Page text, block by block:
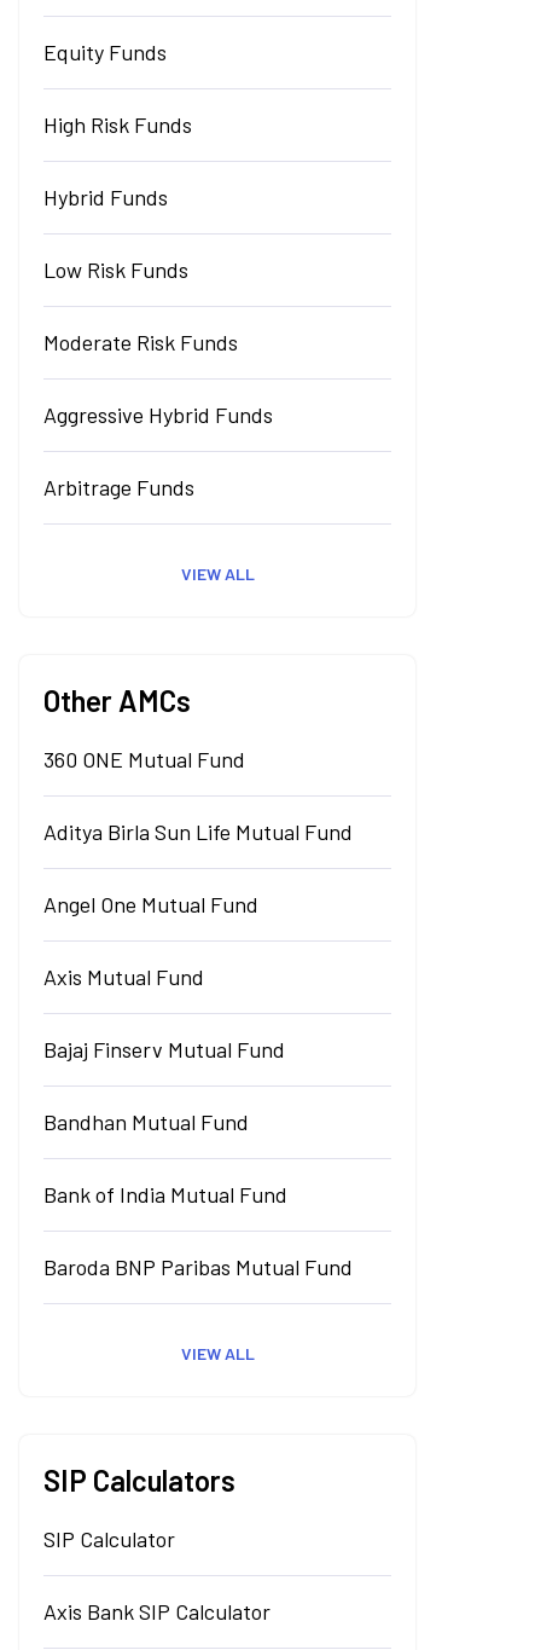
Equity Funds
High Risk Funds
Hybrid Funds
Low Risk Funds
Moderate Risk Funds
Aggressive Hybrid Funds
Arbitrage Funds
VIEW ALL
Other AMCs
360 ONE Mutual Fund
Aditya Birla Sun Life Mutual Fund
Angel One Mutual Fund
Axis Mutual Fund
Bajaj Finserv Mutual Fund
Bandhan Mutual Fund
Bank of India Mutual Fund
Baroda BNP Paribas Mutual Fund
VIEW ALL
SIP Calculators
SIP Calculator
Axis Bank SIP Calculator